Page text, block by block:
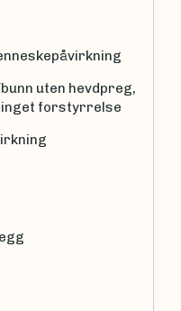
uten hevdpreg,
forstyrrelse